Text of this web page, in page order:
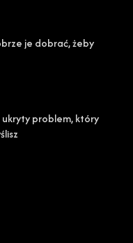
je dobrać, żeby
problem, który